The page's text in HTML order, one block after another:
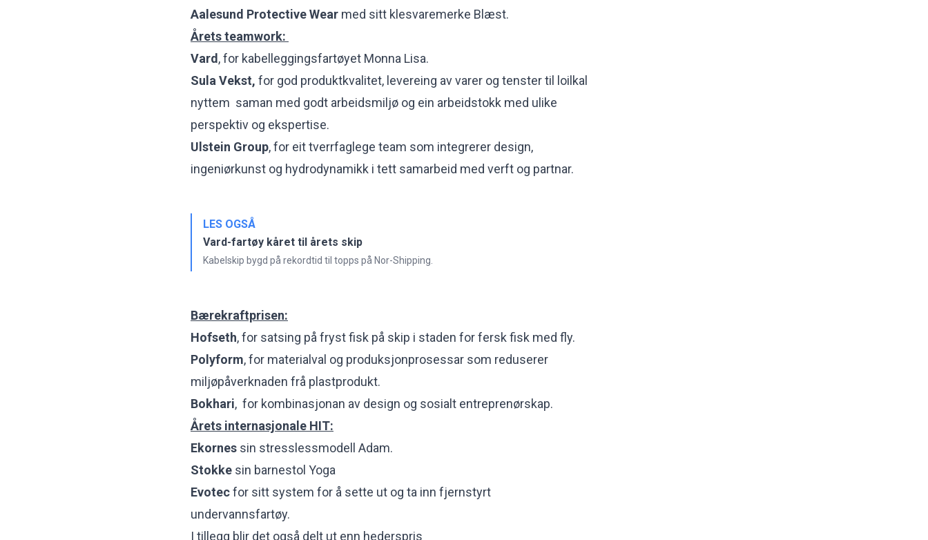
Aalesund Protective Wear med sitt klesvaremerke Blæst.
Årets teamwork:
Vard, for kabelleggingsfartøyet Monna Lisa.
Sula Vekst, for god produktkvalitet, levereing av varer og tenster til loilkal
nyttem saman med godt arbeidsmiljø og ein arbeidstokk med ulike
perspektiv og ekspertise.
Ulstein Group, for eit tverrfaglege team som integrerer design,
ingeniørkunst og hydrodynamikk i tett samarbeid med verft og partnar.
LES OGSÅ
Vard-fartøy kåret til årets skip
Kabelskip bygd på rekordtid til topps på Nor-Shipping.
Bærekraftprisen:
Hofseth, for satsing på fryst fisk på skip i staden for fersk fisk med fly.
Polyform, for materialval og produksjonprosessar som reduserer
miljøpåverknaden frå plastprodukt.
Bokhari, for kombinasjonan av design og sosialt entreprenørskap.
Årets internasjonale HIT:
Ekornes sin stresslessmodell Adam.
Stokke sin barnestol Yoga
Evotecfor sitt system for å sette ut og ta inn fjernstyrt
undervannsfartøy.
I tillegg blir det også delt ut enn hederspris